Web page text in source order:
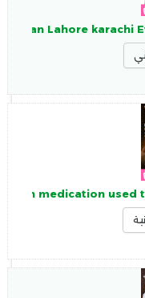
Lahore karachi
medication